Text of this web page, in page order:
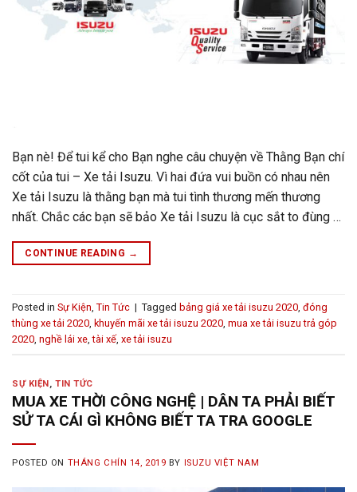
Bạn nè! Để tui kể cho Bạn nghe câu chuyện về Thằng Bạn chí
cốt của tui – Xe tải Isuzu. Vì hai đứa vui buồn có nhau nên
Xe tải Isuzu là thằng bạn mà tui tình thương mến thương
nhất. Chắc các bạn sẽ bảo Xe tải Isuzu là cục sắt to đùng …
CONTINUE READING →
Posted in Sự Kiện, Tin Tức | Tagged bảng giá xe tải isuzu 2020, đóng
thùng xe tải 2020, khuyến mãi xe tải isuzu 2020, mua xe tải isuzu trả góp
2020, nghề lái xe,tài xế, xe tải isuzu
SỰ KIỆN,TIN TỨC
MUA XE THỜI CÔNG NGHỆ | DÂN TA PHẢI BIẾT
SỬ TA CÁI GÌ KHÔNG BIẾT TA TRA GOOGLE
POSTED ON THÁNG CHÍN 14, 2019 BY ISUZU VIỆT NAM